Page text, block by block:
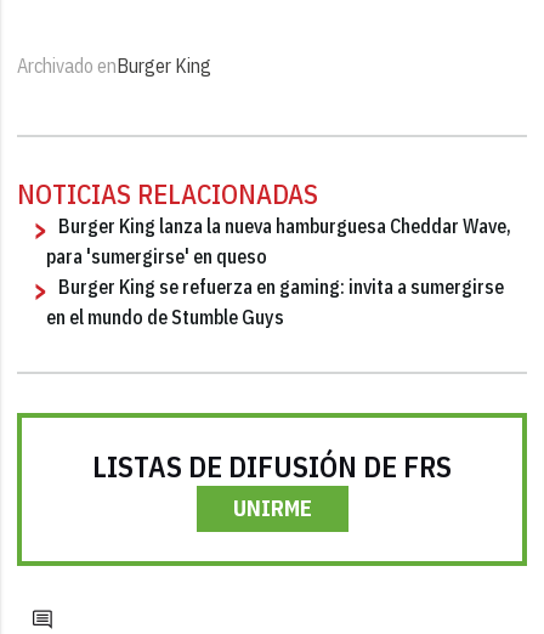
Archivado enBurger King
NOTICIAS RELACIONADAS
Burger King lanza la nueva hamburguesa Cheddar Wave,
para 'sumergirse' en queso
Burger King se refuerza en gaming: invita a sumergirse
en el mundo de Stumble Guys
LISTAS DE DIFUSIÓN DE FRS
UNIRME